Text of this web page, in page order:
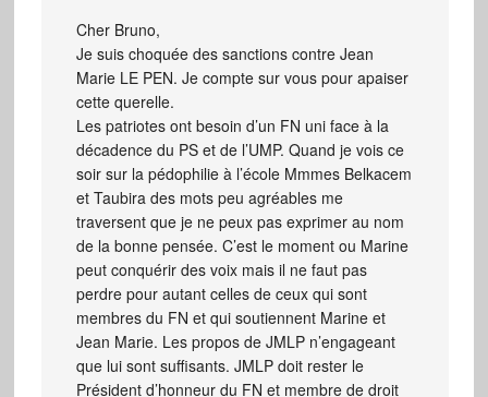
Cher Bruno,
Je suis choquée des sanctions contre Jean
Marie LE PEN. Je compte sur vous pour apaiser
cette querelle.
Les patriotes ont besoin d’un FN uni face à la
décadence du PS et de l’UMP. Quand je vois ce
soir sur la pédophilie à l’école Mmmes Belkacem
et Taubira des mots peu agréables me
traversent que je ne peux pas exprimer au nom
de la bonne pensée. C’est le moment ou Marine
peut conquérir des voix mais il ne faut pas
perdre pour autant celles de ceux qui sont
membres du FN et qui soutiennent Marine et
Jean Marie. Les propos de JMLP n’engageant
que lui sont suffisants. JMLP doit rester le
Président d’honneur du FN et membre de droit